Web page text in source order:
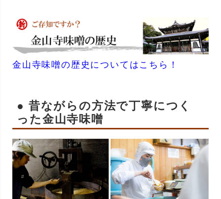
金山寺味噌の歴史についてはこちら！
● 昔ながらの方法で丁寧につく
った金山寺味噌